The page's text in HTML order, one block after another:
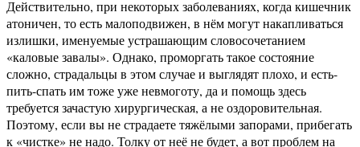
Действительно, при некоторых заболеваниях, когда кишечник
атоничен, то есть малоподвижен, в нём могут накапливаться
излишки, именуемые устрашающим словосочетанием
«каловые завалы». Однако, проморгать такое состояние
сложно, страдальцы в этом случае и выглядят плохо, и есть-
пить-спать им тоже уже невмоготу, да и помощь здесь
требуется зачастую хирургическая, а не оздоровительная.
Поэтому, если вы не страдаете тяжёлыми запорами, прибегать
к «чистке» не надо. Толку от неё не будет, а вот проблем на